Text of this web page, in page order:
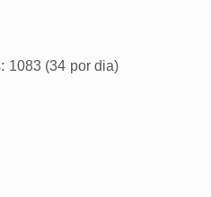
1083 (34 por dia)